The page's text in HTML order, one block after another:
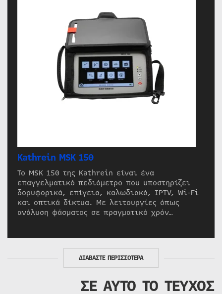
Kathrein MSK 150
Το MSK 150 της Kathrein είναι ένα
επαγγελματικό πεδιόμετρο που υποστηρίζει
δορυφορικά, επίγεια, καλωδιακά, IPTV, Wi-Fi
και οπτικά δίκτυα. Με λειτουργίες όπως
ανάλυση φάσματος σε πραγματικό χρόν…
ΔΙΑΒΑΣΤΕ ΠΕΡΙΣΣΟΤΕΡΑ
ΣΕ ΑΥΤΟ ΤΟ ΤΕΥΧΟΣ